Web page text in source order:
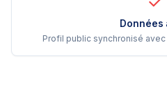
Données
Profil public synchronisé